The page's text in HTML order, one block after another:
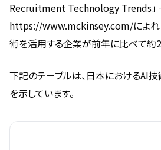
Recruitment Technology Trends
https://www.mckinsey.com/によれ
術を活用する企業が前年に比べて約
下記のテーブルは、日本におけるAI
を示しています。